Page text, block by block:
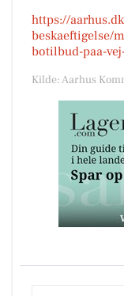
https://
beskaeftigelse/
botilbud-paa-
Kilde: Aarhus